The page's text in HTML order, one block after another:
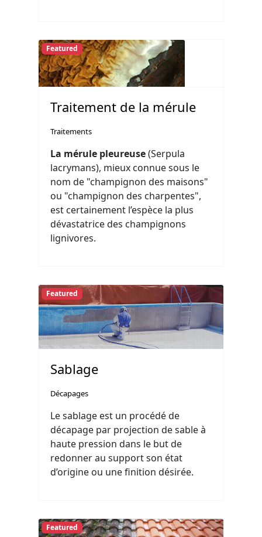
Featured
Traitement de la mérule
Traitements
La mérule pleureuse(Serpula
lacrymans), mieux connue sous le
nom de "champignon des maisons"
ou "champignon des charpentes",
est certainement l’espèce la plus
dévastatrice des champignons
lignivores.
Featured
Sablage
Décapages
Le sablage est un procédé de
décapage par projection de sable à
haute pression dans le but de
redonner au support son état
d’origine ou une finition désirée.
Featured